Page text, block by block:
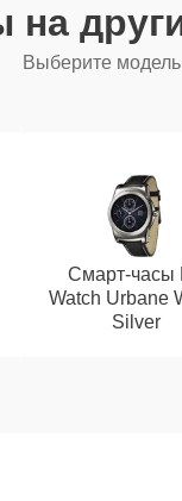
на
Выберите модель
Смарт-часы
Watch Urbane
Silver